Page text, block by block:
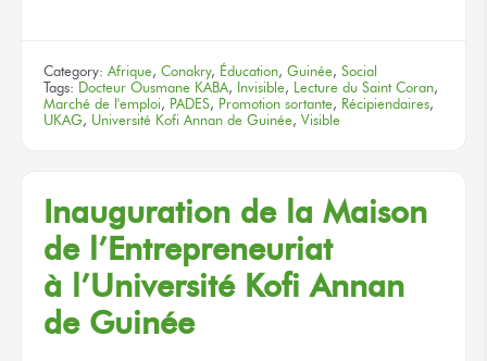
Category: Afrique, Conakry, Éducation, Guinée, Social
Tags: Docteur Ousmane KABA, Invisible, Lecture du Saint Coran,
Marché de l'emploi, PADES, Promotion sortante, Récipiendaires,
UKAG, Université Kofi Annan de Guinée, Visible
Inauguration de la Maison
de l’Entrepreneuriat
à l’Université Kofi Annan
de Guinée